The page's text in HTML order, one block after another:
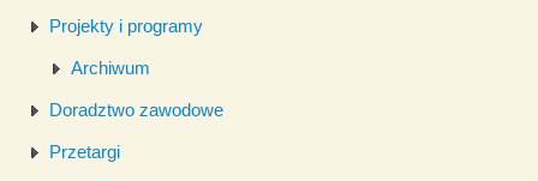
Projekty i programy
Archiwum
Doradztwo zawodowe
Przetargi